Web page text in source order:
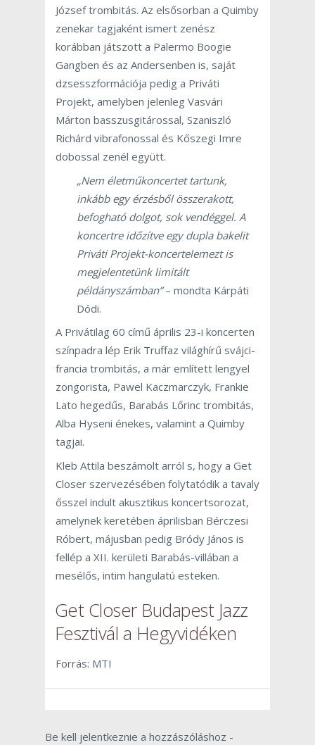
József trombitás. Az elsősorban a Quimby
zenekar tagjaként ismert zenész
korábban játszott a Palermo Boogie
Gangben és az Andersenben is, saját
dzsesszformációja pedig a Priváti
Projekt, amelyben jelenleg Vasvári
Márton basszusgitárossal, Szaniszló
Richárd vibrafonossal és Kőszegi Imre
dobossal zenél együtt.
„Nem életműkoncertet tartunk,
inkább egy érzésből összerakott,
befogható dolgot, sok vendéggel. A
koncertre időzítve egy dupla bakelit
Priváti Projekt-koncertelemezt is
megjelentetünk limitált
példányszámban”– mondta Kárpáti
Dódi.
A Privátilag 60 című április 23-i koncerten
színpadra lép Erik Truffaz világhírű svájci-
francia trombitás, a már említett lengyel
zongorista, Pawel Kaczmarczyk, Frankie
Lato hegedűs, Barabás Lőrinc trombitás,
Alba Hyseni énekes, valamint a Quimby
tagjai.
Kleb Attila beszámolt arról s, hogy a Get
Closer szervezésében folytatódik a tavaly
ősszel indult akusztikus koncertsorozat,
amelynek keretében áprilisban Bérczesi
Róbert, májusban pedig Bródy János is
fellép a XII. kerületi Barabás-villában a
mesélős, intim hangulatú esteken.
Get Closer Budapest Jazz
Fesztivál a Hegyvidéken
Forrás: MTI
Be kell jelentkeznie a hozzászóláshoz -